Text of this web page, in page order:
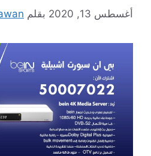
أغسطس 13, 2020 بقلم